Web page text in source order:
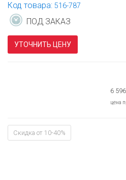
Код товара: 516-787
ПОД ЗАКАЗ
УТОЧНИТЬ ЦЕНУ
6
цена
Скидка от 10-40%